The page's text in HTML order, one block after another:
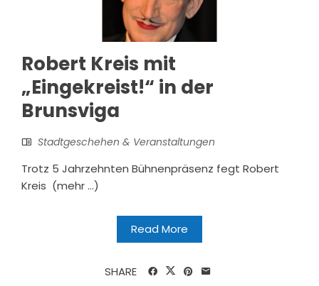
Robert Kreis mit
„Eingekreist!“ in der
Brunsviga
Stadtgeschehen & Veranstaltungen
Trotz 5 Jahrzehnten Bühnenpräsenz fegt Robert
Kreis (mehr …)
Read More
SHARE